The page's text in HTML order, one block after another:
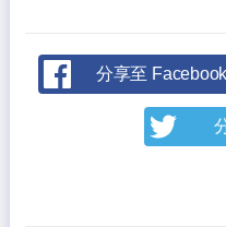
分享至 Facebook